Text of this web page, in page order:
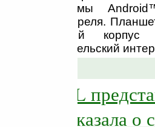
системы
14 апреля.
компактный корпус
пользовательский
DELL
и рассказала о